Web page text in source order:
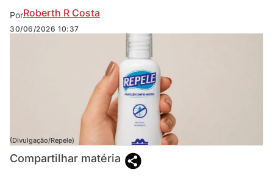
PorRoberth R Costa
30/06/2026 10:37
(Divulgação/Repele)
Compartilhar matéria